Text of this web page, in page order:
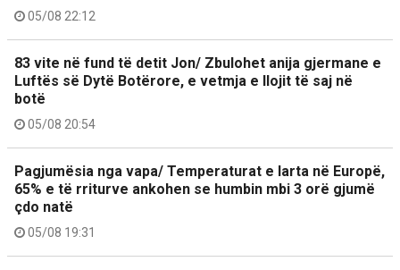
05/08 22:12
83 vite në fund të detit Jon/ Zbulohet anija gjermane e
Luftës së Dytë Botërore, e vetmja e llojit të saj në
botë
05/08 20:54
Pagjumësia nga vapa/ Temperaturat e larta në Europë,
65% e të rriturve ankohen se humbin mbi 3 orë gjumë
çdo natë
05/08 19:31